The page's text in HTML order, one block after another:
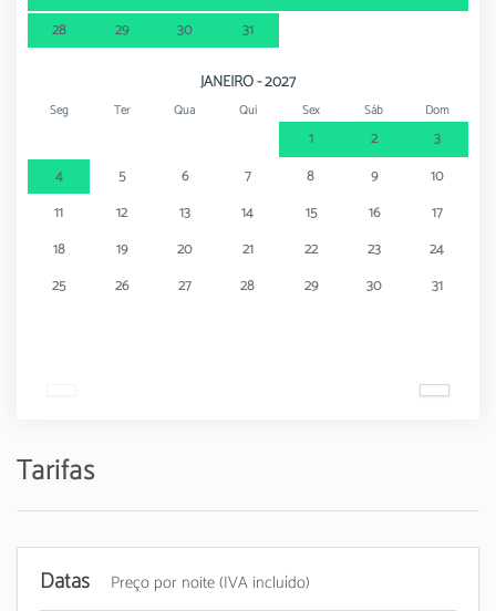
28
29 30 31
JANEIRO - 2027
Seg Ter Qua Qui Sex Sáb Dom
1 2
3
4
5 6 7 8 9
10
11
12 13 14 15 16
17
18
19 20 21 22 23
24
25
26 27 28 29 30 31
Tarifas
Datas Preço por noite (IVA incluído)